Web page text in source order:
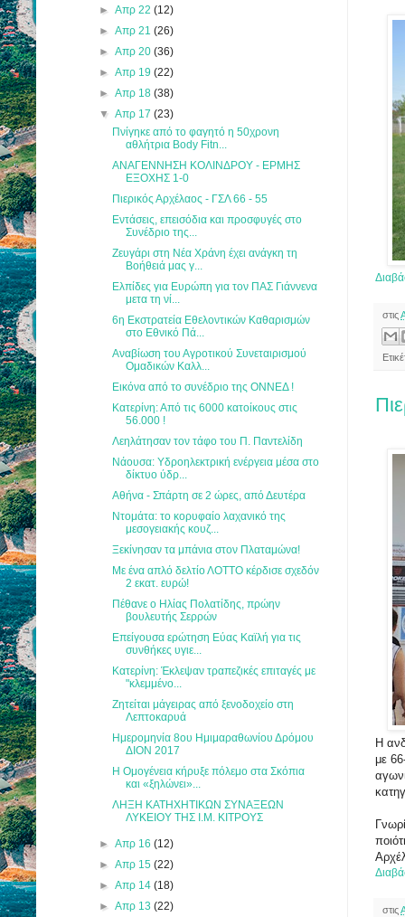
στις
H
με
στις
► Απρ 22 (12)
► Απρ 21 (26)
► Απρ 20 (36)
► Απρ 19 (22)
► Απρ 18 (38)
▼ Απρ 17 (23)
Πνίγηκε από το φαγητό η 50χρονη
αθλήτρια Body Fitn...
ΑΝΑΓΕΝΝΗΣΗ ΚΟΛΙΝΔΡΟΥ - ΕΡΜΗΣ
ΕΞΟΧΗΣ 1-0
Πιερικός Αρχέλαος - ΓΣΛ 66 - 55
Εντάσεις, επεισόδια και προσφυγές στο
Συνέδριο της...
Ζευγάρι στη Νέα Χράνη έχει ανάγκη τη
Βοήθειά μας γ...
Ελπίδες για Ευρώπη για τον ΠΑΣ Γιάννενα
μετα τη νί...
6η Εκστρατεία Εθελοντικών Καθαρισμών
στο Εθνικό Πά...
Αναβίωση του Αγροτικού Συνεταιρισμού
Ομαδικών Καλλ...
Εικόνα από το συνέδριο της ΟΝΝΕΔ !
Κατερίνη: Από τις 6000 κατοίκους στις
56.000 !
Λεηλάτησαν τον τάφο του Π. Παντελίδη
Νάουσα: Υδροηλεκτρική ενέργεια μέσα στο
δίκτυο ύδρ...
Αθήνα - Σπάρτη σε 2 ώρες, από Δευτέρα
Ντομάτα: το κορυφαίο λαχανικό της
μεσογειακής κουζ...
Ξεκίνησαν τα μπάνια στον Πλαταμώνα!
Με ένα απλό δελτίο ΛΟΤΤΟ κέρδισε σχεδόν
2 εκατ. ευρώ!
Πέθανε ο Ηλίας Πολατίδης, πρώην
βουλευτής Σερρών
Επείγουσα ερώτηση Εύας Καϊλή για τις
συνθήκες υγιε...
Κατερίνη: Έκλεψαν τραπεζικές επιταγές με
"κλεμμένο...
Ζητείται μάγειρας από ξενοδοχείο στη
Λεπτοκαρυά
Ημερομηνία 8ου Ημιμαραθωνίου Δρόμου
ΔΙΟΝ 2017
Η Ομογένεια κήρυξε πόλεμο στα Σκόπια
και «ξηλώνει»...
ΛΗΞΗ ΚΑΤΗΧΗΤΙΚΩΝ ΣΥΝΑΞΕΩΝ
ΛΥΚΕΙΟΥ ΤΗΣ Ι.Μ. ΚΙΤΡΟΥΣ
► Απρ 16 (12)
► Απρ 15 (22)
► Απρ 14 (18)
► Απρ 13 (22)